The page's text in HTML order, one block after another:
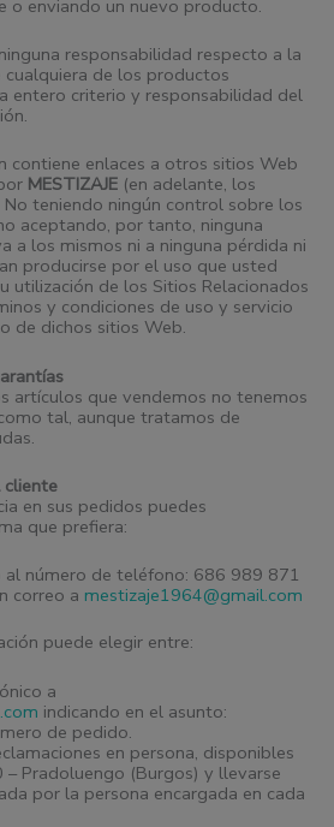
o enviando un nuevo producto.
responsabilidad respecto a la
de los productos
entero criterio y responsabilidad del
contiene enlaces a otros sitios Web
MESTIZAJE (en adelante, los
No teniendo ningún control sobre los
aceptando, por tanto, ninguna
a los mismos ni a ninguna pérdida ni
producirse por el uso que usted
utilización de los Sitios Relacionados
y condiciones de uso y servicio
de dichos sitios Web.
artículos que vendemos no tenemos
tal, aunque tratamos de
cliente
en sus pedidos puedes
que prefiera:
número de teléfono: 686 989 871
correo a mestizaje1964@gmail.com
puede elegir entre:
a
indicando en el asunto:
de pedido.
en persona, disponibles
– Pradoluengo (Burgos) y llevarse
por la persona encargada en cada